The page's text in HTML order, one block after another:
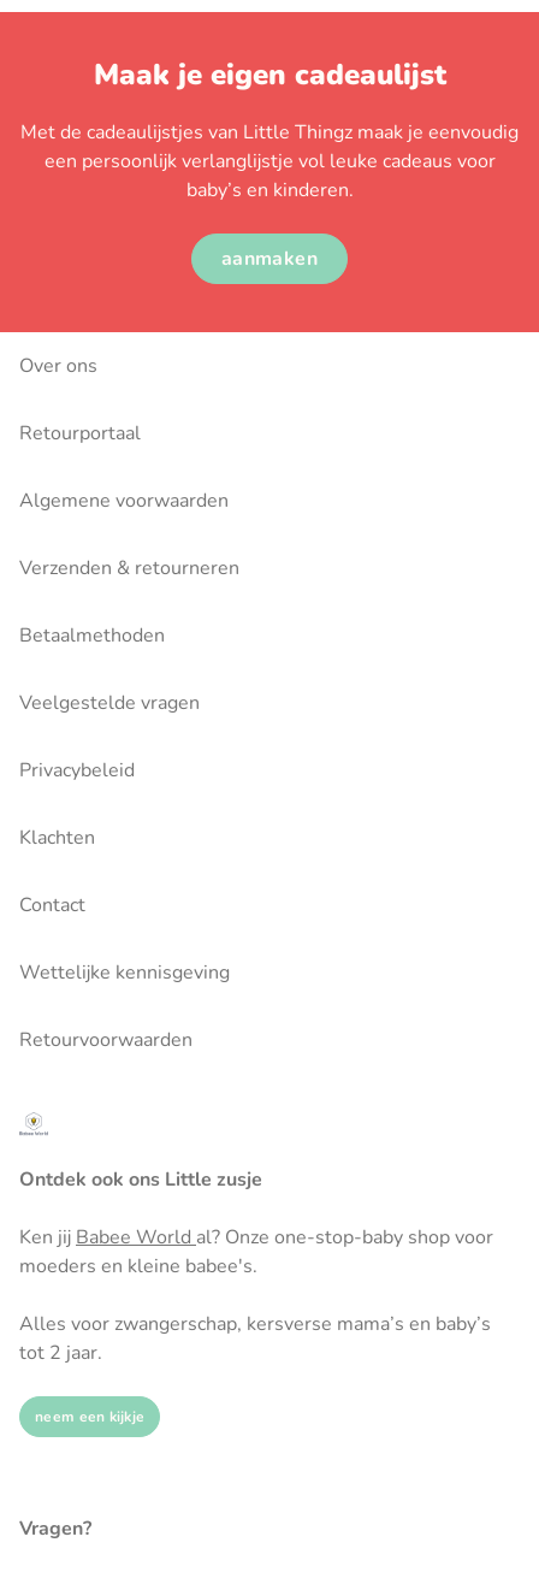
Maak je eigen cadeaulijst
Met de cadeaulijstjes van Little Thingz maak je eenvoudig
een persoonlijk verlanglijstje vol leuke cadeaus voor
baby’s en kinderen.
aanmaken
Over ons
Retourportaal
Algemene voorwaarden
Verzenden & retourneren
Betaalmethoden
Veelgestelde vragen
Privacybeleid
Klachten
Contact
Wettelijke kennisgeving
Retourvoorwaarden
Ontdek ook ons Little zusje
Ken jij Babee World al? Onze one-stop-baby shop voor
moeders en kleine babee's.
Alles voor zwangerschap, kersverse mama’s en baby’s
tot 2 jaar.
neem een kijkje
Vragen?